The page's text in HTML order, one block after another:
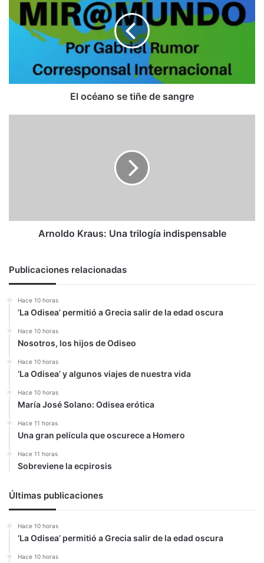
tiñe
El océano se tiñe de sangre
Arnoldo Kraus: Una trilogía indispensable
Publicaciones relacionadas
Hace 10 horas
‘La Odisea’ permitió a Grecia salir de la edad oscura
Hace 10 horas
Nosotros, los hijos de Odiseo
Hace 10 horas
‘La Odisea’ y algunos viajes de nuestra vida
Hace 10 horas
María José Solano: Odisea erótica
Hace 11 horas
Una gran película que oscurece a Homero
Hace 11 horas
Sobreviene la ecpirosis
Últimas publicaciones
Hace 10 horas
‘La Odisea’ permitió a Grecia salir de la edad oscura
Hace 10 horas